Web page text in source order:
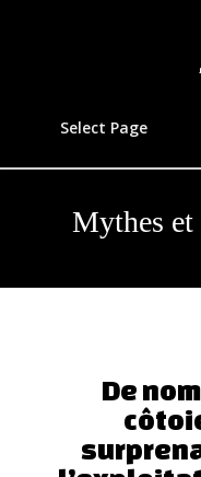
Select Page
Mythes et
De